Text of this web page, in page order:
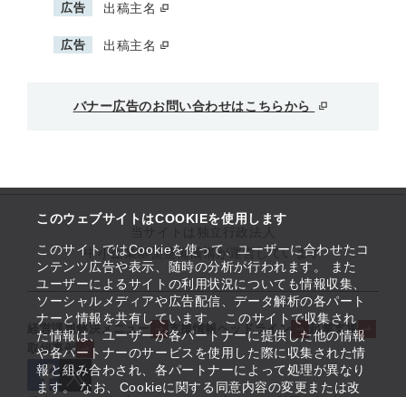
このウェブサイトはCOOKIEを使用します
このサイトではCookieを使って、ユーザーに合わせたコ
ンテンツ広告や表示、随時の分析が行われます。 また
ユーザーによるサイトの利用状況についても情報収集、
ソーシャルメディアや広告配信、データ解析の各パート
ナーと情報を共有しています。 このサイトで収集され
た情報は、ユーザーが各パートナーに提供した他の情報
や各パートナーのサービスを使用した際に収集された情
報と組み合わされ、各パートナーによって処理が異なり
ます。 なお、Cookieに関する同意内容の変更または改
広告 出稿主名
広告 出稿主名
バナー広告のお問い合わせはこちらから
中小企業基盤整備機構が運営しています
経営課題解決メニュー 支援情報ヘッドライン
起業支援
取組事例